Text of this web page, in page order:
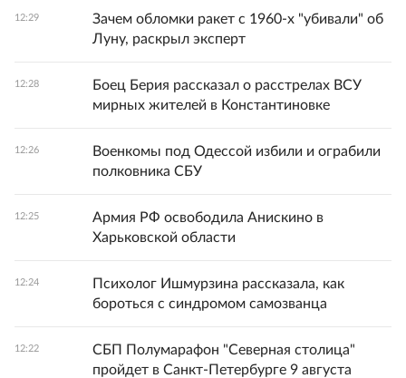
12:29
Зачем обломки ракет с 1960-х "убивали" об
Луну, раскрыл эксперт
12:28
Боец Берия рассказал о расстрелах ВСУ
мирных жителей в Константиновке
12:26
Военкомы под Одессой избили и ограбили
полковника СБУ
12:25
Армия РФ освободила Анискино в
Харьковской области
12:24
Психолог Ишмурзина рассказала, как
бороться с синдромом самозванца
12:22
СБП Полумарафон "Северная столица"
пройдет в Санкт-Петербурге 9 августа